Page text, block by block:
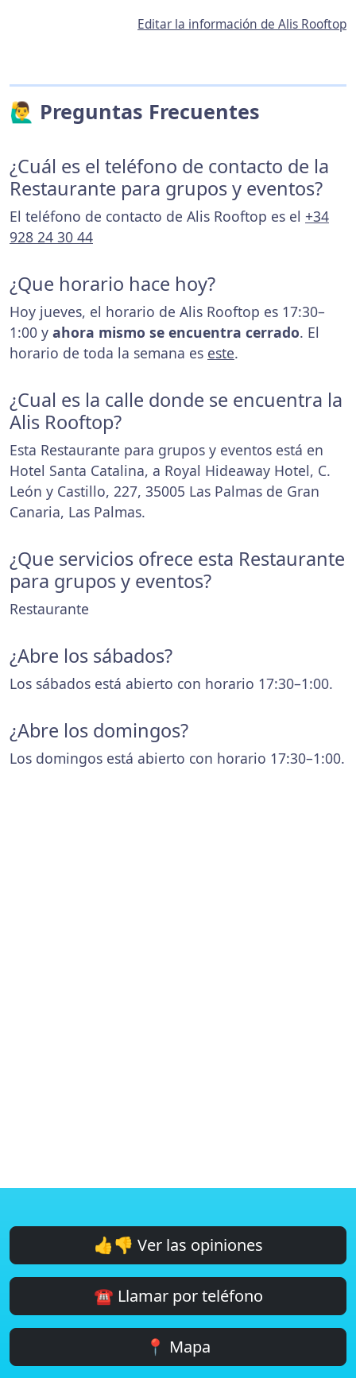
Editar la información de Alis Rooftop
🙋‍♂️ Preguntas Frecuentes
¿Cuál es el teléfono de contacto de la
Restaurante para grupos y eventos?
El teléfono de contacto de Alis Rooftop es el +34
928 24 30 44
¿Que horario hace hoy?
Hoy jueves, el horario de Alis Rooftop es 17:30–
1:00 y ahora mismo se encuentra cerrado. El
horario de toda la semana es este.
¿Cual es la calle donde se encuentra la
Alis Rooftop?
Esta Restaurante para grupos y eventos está en
Hotel Santa Catalina, a Royal Hideaway Hotel, C.
León y Castillo, 227, 35005 Las Palmas de Gran
Canaria, Las Palmas.
¿Que servicios ofrece esta Restaurante
para grupos y eventos?
Restaurante
¿Abre los sábados?
Los sábados está abierto con horario 17:30–1:00.
¿Abre los domingos?
Los domingos está abierto con horario 17:30–1:00.
👍👎 Ver las opiniones
☎️ Llamar por teléfono
📍 Mapa